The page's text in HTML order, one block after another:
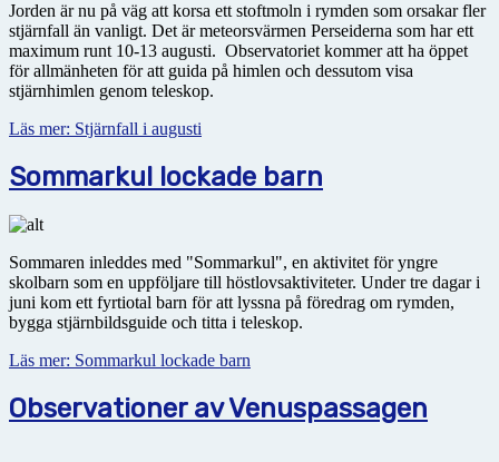
Jorden är nu på väg att korsa ett stoftmoln i rymden som orsakar fler
stjärnfall än vanligt. Det är meteorsvärmen Perseiderna som har ett
maximum runt 10-13 augusti. Observatoriet kommer att ha öppet
för allmänheten för att guida på himlen och dessutom visa
stjärnhimlen genom teleskop.
Läs mer: Stjärnfall i augusti
Sommarkul lockade barn
Sommaren inleddes med "Sommarkul", en aktivitet för yngre
skolbarn som en uppföljare till höstlovsaktiviteter. Under tre dagar i
juni kom ett fyrtiotal barn för att lyssna på föredrag om rymden,
bygga stjärnbildsguide och titta i teleskop.
Läs mer: Sommarkul lockade barn
Observationer av Venuspassagen